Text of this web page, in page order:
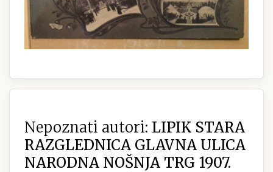
Nepoznati autori: LIPIK STARA
RAZGLEDNICA GLAVNA ULICA
NARODNA NOŠNJA TRG 1907.